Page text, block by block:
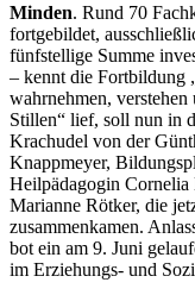
Minden. Rund 70
fortgebildet,
fünfstellige Summe
– kennt die Fortbildung
wahrnehmen,
Stillen“ lief, soll nun in
Krachudel von der
Knappmeyer,
Heilpädagogin
Marianne Rötker, die
zusammenkamen.
bot ein am 9. Juni
im Erziehungs- und